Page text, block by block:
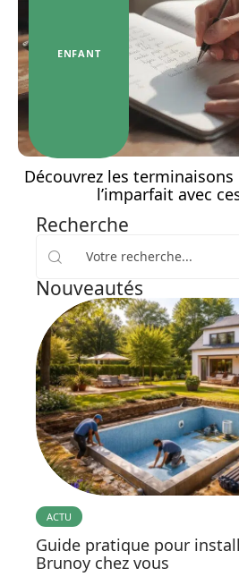
ENFANT
Découvrez les terminaisons
l’imparfait avec
Recherche
Nouveautés
ACTU
Guide pratique pour
Brunoy chez vous